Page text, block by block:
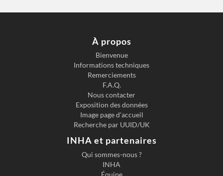
À propos
Bienvenue
Informations techniques
Remerciements
F.A.Q.
Nous contacter
Exposition des données
Image page d'accueil
Recherche par UUID/UK
INHA et partenaires
Qui sommes-nous ?
INHA
Équipe